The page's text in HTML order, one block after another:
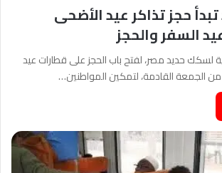
حجز تذاكر عيد الأضحى
السفر والحجز
لسكك حديد مصر، لفتح باب الحجز على قطارات عيد
من الجمعة القادمة، لتمكين المواطنين…